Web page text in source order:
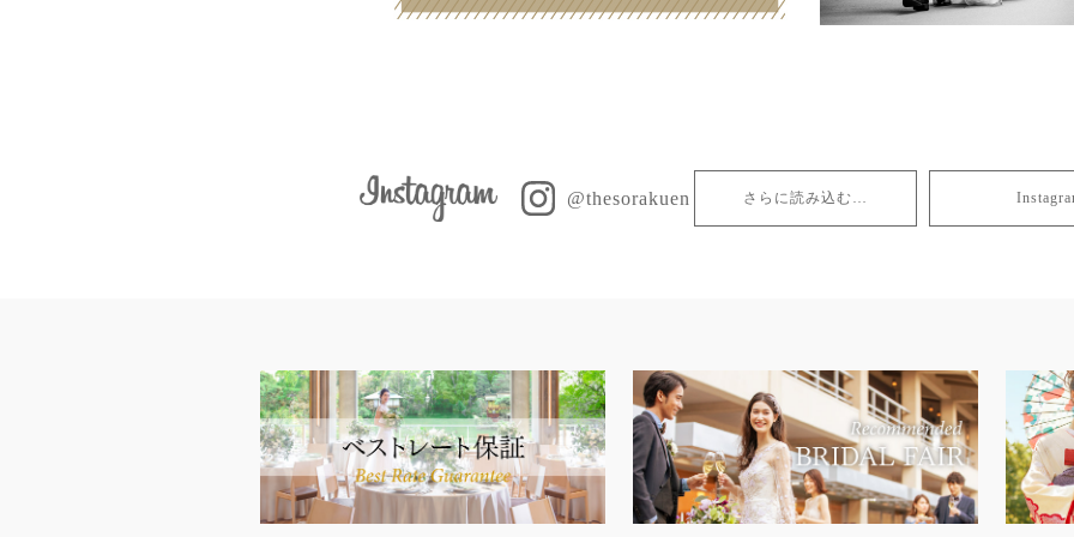
@thesorakuen さらに読み込む…